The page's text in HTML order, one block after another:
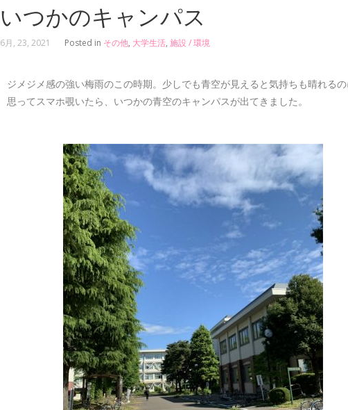
いつかのキャンパス
6月, 23, 2021 Posted in その他, 大学生活, 施設 / 環境
ジメジメ感の強い梅雨のこの時期。少しでも青空が見えると気持ちも晴れる
思ってスマホ覗いたら、いつかの青空のキャンパスが出てきました。